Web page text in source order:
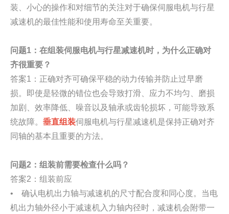
装、小心的操作和对细节的关注对于确保伺服电机与行星
减速机的最佳性能和使用寿命至关重要。
问题1：在组装伺服电机与行星减速机时，为什么正确对
齐很重要？
答案1：正确对齐可确保平稳的动力传输并防止过早磨
损。即使是轻微的错位也会导致打滑、应力不均匀、磨损
加剧、效率降低、噪音以及轴承或齿轮损坏，可能导致系
统故障。 垂直组装伺服电机与行星减速机是保持正确对齐
同轴的基本且重要的方法。
问题2：组装前需要检查什么吗？
答案2：组装前应
• 确认电机出力轴与减速机的尺寸配合度和同心度。当电
机出力轴外径小于减速机入力轴内径时，减速机会附带一